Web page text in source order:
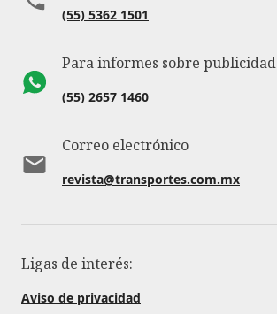
(55) 5362 1501
Para informes sobre publicidad
(55) 2657 1460
Correo electrónico
revista@transportes.com.mx
Ligas de interés:
Aviso de privacidad